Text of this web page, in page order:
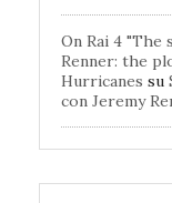
On Rai 4 "The
Renner: the
Hurricanes su
con Jeremy